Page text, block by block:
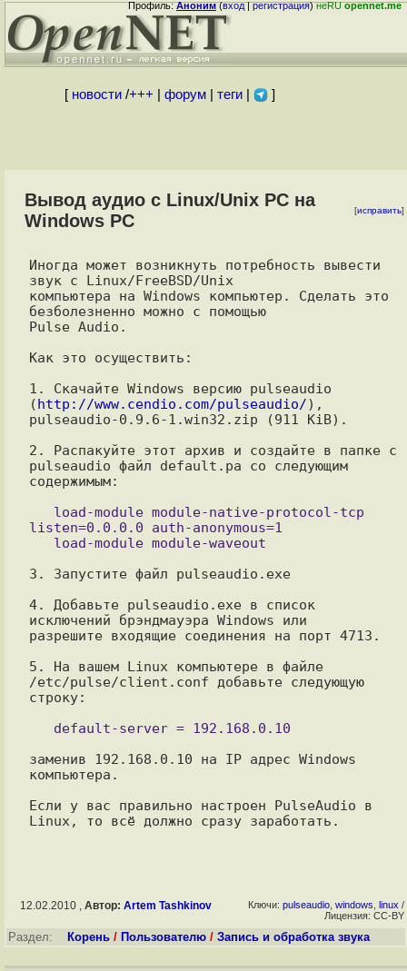
Профиль:Аноним(вход|регистрация)неRUopennet.me
[ новости/+++ форум| теги| ]
Вывод аудио с Linux/Unix PC на
Windows PC
[исправить]
Иногда может возникнуть потребность вывести
звук с Linux/FreeBSD/Unix
компьютера на Windows компьютер. Сделать это
безболезненно можно с помощью
Pulse Audio.
Как это осуществить:
1. Скачайте Windows версию pulseaudio
(http://www.cendio.com/pulseaudio/),
pulseaudio-0.9.6-1.win32.zip (911 KiB).
2. Распакуйте этот архив и создайте в папке с
pulseaudio файл default.pa со следующим
содержимым:
listen=0.0.0.0 auth-anonymous=1
3. Запустите файл pulseaudio.exe
4. Добавьте pulseaudio.exe в список
исключений брэндмауэра Windows или
разрешите входящие соединения на порт 4713.
5. На вашем Linux компьютере в файле
/etc/pulse/client.conf добавьте следующую
строку:
заменив 192.168.0.10 на IP адрес Windows
компьютера.
Если у вас правильно настроен PulseAudio в
12.02.2010 , Автор: Artem Tashkinov Ключи: pulseaudio windows linux /
Лицензия: CC-BY
Раздел: Корень / Пользователю / Запись и обработка звука